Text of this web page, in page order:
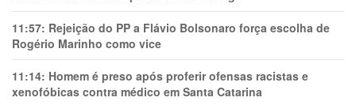
11:57: Rejeição do PP a Flávio Bolsonaro força escolha de
Rogério Marinho como vice
11:14: Homem é preso após proferir ofensas racistas e
xenofóbicas contra médico em Santa Catarina